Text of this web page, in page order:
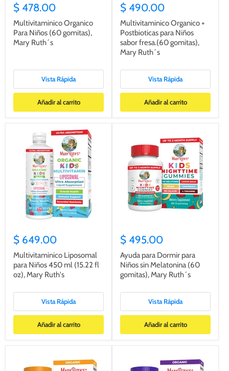
$ 478.00
Multivitaminico Organico
Para Niños (60 gomitas),
Mary Ruth´s
Vista Rápida
Añadir al carrito
$ 490.00
Multivitaminico Organico +
Postbioticas para Niños
sabor fresa.(60 gomitas),
Mary Ruth´s
Vista Rápida
Añadir al carrito
$ 649.00
Multivitaminico Liposomal
para Niños 450 ml (15.22 fl
oz), Mary Ruth's
Vista Rápida
Añadir al carrito
$ 495.00
Ayuda para Dormir para
Niños sin Melatonina (60
gomitas), Mary Ruth´s
Vista Rápida
Añadir al carrito